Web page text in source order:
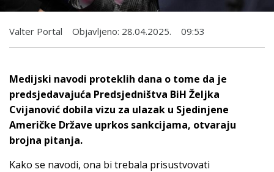
Valter Portal Objavljeno: 28.04.2025. 09:53
Medijski navodi proteklih dana o tome da je
predsjedavajuća Predsjedništva BiH Željka
Cvijanović dobila vizu za ulazak u Sjedinjene
Američke Države uprkos sankcijama, otvaraju
brojna pitanja.
Kako se navodi, ona bi trebala prisustvovati